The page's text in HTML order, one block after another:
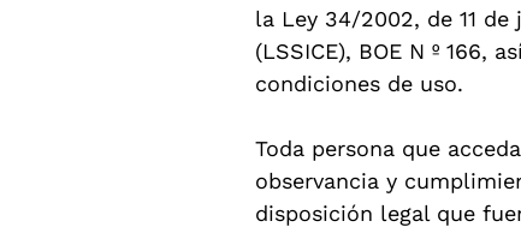
la Ley 34/2002, de 11
(LSSICE), BOE N º
condiciones de uso.
Toda persona que
observancia y
disposición legal que